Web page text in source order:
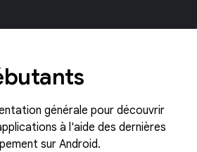
générale pour découvrir
à l'aide des dernières
sur Android.